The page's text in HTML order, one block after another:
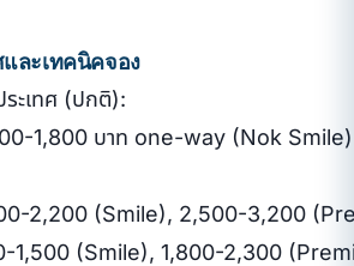
ละเทคนิคจอง
ระเทศ (ปกติ):
1,800 บาท one-way (Nok
2,200 (Smile), 2,500-3,200
1,500 (Smile), 1,800-2,300